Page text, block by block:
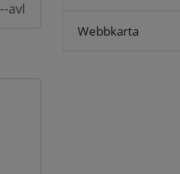
Webbkarta